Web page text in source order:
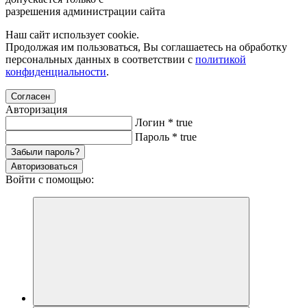
разрешения администрации сайта
Наш сайт использует cookie.
Продолжая им пользоваться, Вы соглашаетесь на обработку
персональных данных в соответствии с политикой
конфиденциальности.
Согласен
Авторизация
Логин * true
Пароль * true
Забыли пароль?
Авторизоваться
Войти с помощью: